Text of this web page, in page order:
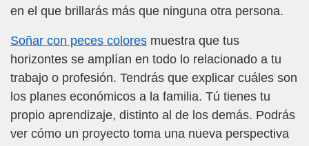
en el que brillarás más que ninguna otra persona.
Soñar con peces colores muestra que tus
horizontes se amplían en todo lo relacionado a tu
trabajo o profesión. Tendrás que explicar cuáles son
los planes económicos a la familia. Tú tienes tu
propio aprendizaje, distinto al de los demás. Podrás
ver cómo un proyecto toma una nueva perspectiva